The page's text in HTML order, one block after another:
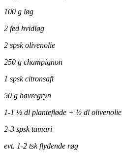
100 g løg
2 fed hvidløg
2 spsk olivenolie
250 g champignon
1 spsk citronsaft
50 g havregryn
1-1 ½ dl plantefløde + ½ dl olivenolie
2-3 spsk tamari
evt. 1-2 tsk flydende røg